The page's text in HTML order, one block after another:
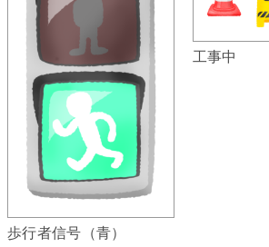
歩行者信号（青）
工事中